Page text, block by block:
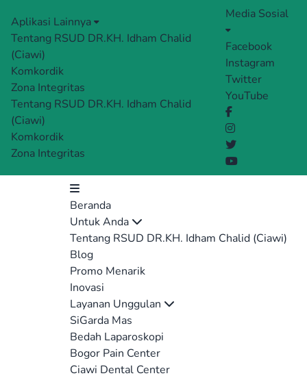
Aplikasi Lainnya
Tentang RSUD DR.KH. Idham Chalid
(Ciawi)
Komkordik
Zona Integritas
Tentang RSUD DR.KH. Idham Chalid
(Ciawi)
Komkordik
Zona Integritas
Media Sosial
Facebook
Instagram
Twitter
YouTube
Beranda
Untuk Anda
Tentang RSUD DR.KH. Idham Chalid (Ciawi)
Blog
Promo Menarik
Inovasi
Layanan Unggulan
SiGarda Mas
Bedah Laparoskopi
Bogor Pain Center
Ciawi Dental Center